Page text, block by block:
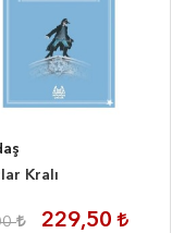
Kralı
229,50